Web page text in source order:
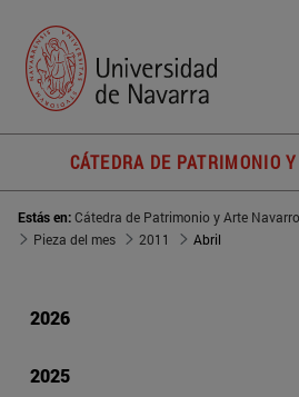
CÁTEDRA DE PATRIMONIO
Estás en:Cátedra de Patrimonio y Arte Navarro
Pieza del mes
2011 Abril
2026
2025